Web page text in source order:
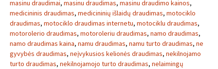
masinu draudimai, masinu draudimas, masinu draudimo kainos,
medicininis draudimas, medicininių išlaidų draudimas, motociklo
draudimas, motociklo draudimas internetu, motociklu draudimas,
motorolerio draudimas, motoroleriu draudimas, namo draudimas,
namo draudimas kaina, namu draudimas, namu turto draudimas, ne
gyvybės draudimas, neįvykusios kelionės draudimas, nekilnojamo
turto draudimas, nekilnojamojo turto draudimas, nelaimingų